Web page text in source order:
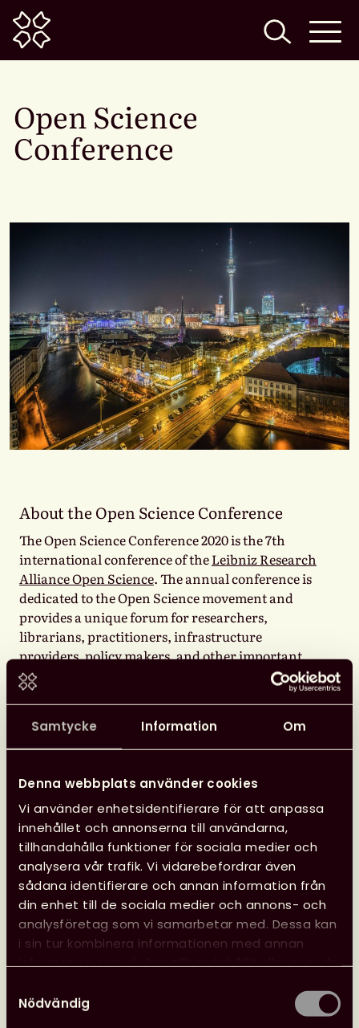
Samtycke Information Om
Denna webbplats använder cookies
Vi använder enhetsidentifierare för att anpassa
innehållet och annonserna till användarna,
tillhandahålla funktioner för sociala medier och
analysera vår trafik. Vi vidarebefordrar även
sådana identifierare och annan information från
din enhet till de sociala medier och annons- och
analysföretag som vi samarbetar med. Dessa kan
i sin tur kombinera informationen med annan
information som du har tillhandahållit eller som de
Nödvändig
Home
Open Science
Conference
About the Open Science Conference
The Open Science Conference 2020 is the 7th
international conference of theLeibniz Research
Alliance Open Science. The annual conference is
dedicated to the Open Science movement and
provides a unique forum for researchers,
librarians, practitioners, infrastructure
providers, policy makers, and other important
stakeholders to discuss the latest and future
developments in Open Science.
The conference addresses topics around Open
Science such as:
Innovations to support open science practices
and their application and acceptance in
scientific communities
Scientific benefit of open science practices and
their impact in society
Open science education and science
communication to the broad public
Confirmed Speakers
Foundation / Deutsche